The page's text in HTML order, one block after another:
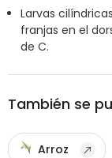
Larvas
franjas en el
de C.
También se
Arroz